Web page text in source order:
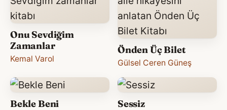
Onu Sevdiğim
Zamanlar
Kemal Varol
Önden Üç Bilet
Gülsel Ceren Güneş
Bekle Beni Sessiz